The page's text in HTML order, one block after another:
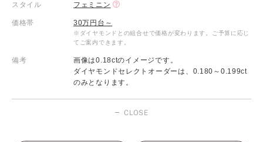
スタイル フェミニン
価格帯 30万円台～
※ダイヤモンドとの組合せで価格が変わります。ご予算に応じ
てご案内できます。
備考
画像は0.18ctのイメージです。
ダイヤモンドセレクトオーダーは、0.180～0.199ct
のみとなります。
CLOSE